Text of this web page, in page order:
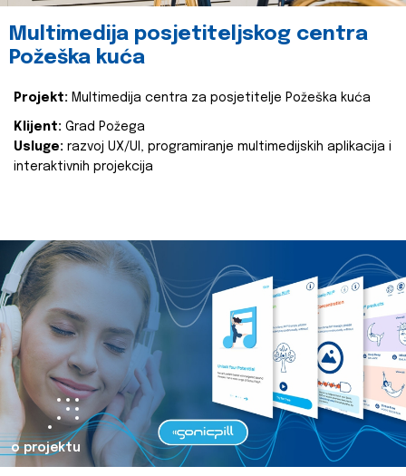
Multimedija posjetiteljskog centra
Požeška kuća
Projekt: Multimedija centra za posjetitelje Požeška kuća
Klijent: Grad Požega
Usluge: razvoj UX/UI, programiranje multimedijskih aplikacija i
interaktivnih projekcija
o projektu